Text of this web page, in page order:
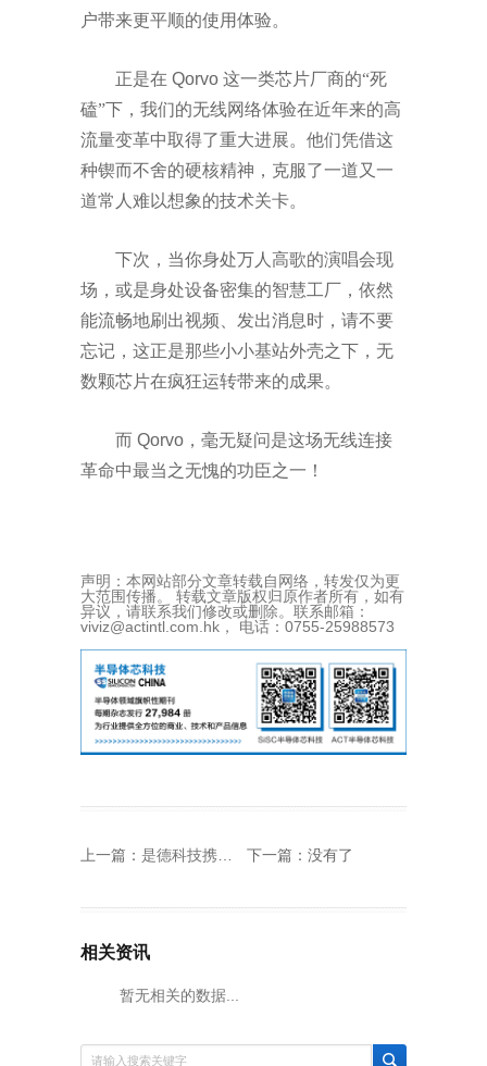
户带来更平顺的使用体验。
正是在 Qorvo 这一类芯片厂商的“死
磕”下，我们的无线网络体验在近年来的高
流量变革中取得了重大进展。他们凭借这
种锲而不舍的硬核精神，克服了一道又一
道常人难以想象的技术关卡。
下次，当你身处万人高歌的演唱会现
场，或是身处设备密集的智慧工厂，依然
能流畅地刷出视频、发出消息时，请不要
忘记，这正是那些小小基站外壳之下，无
数颗芯片在疯狂运转带来的成果。
而 Qorvo ，毫无疑问是这场无线连接
革命中最当之无愧的功臣之一 ！
声明：本网站部分文章转载自网络，转发仅为更
大范围传播。 转载文章版权归原作者所有，如有
异议，请联系我们修改或删除。联系邮箱：
viviz@actintl.com.hk， 电话：0755-25988573
上一篇： 是德科技携手高通推进射频数字孪生技术，助力大规模MIMO与AI原生6G研究规模化发展 下一篇：没有了
相关资讯
暂无相关的数据...